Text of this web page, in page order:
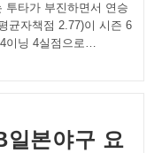
투타가 부진하면서 연승
균자책점 2.77)이 시즌 6
이닝 4실점으로…
일본야구 요